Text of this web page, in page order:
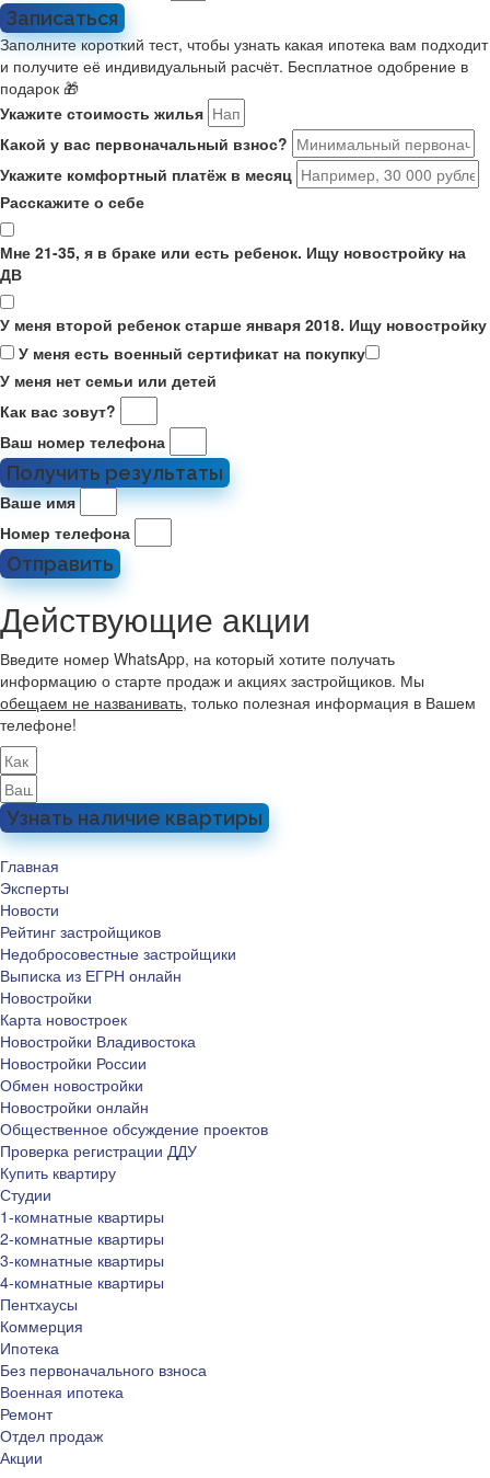
Записаться
Заполните короткий тест, чтобы узнать какая ипотека вам подходит
и получите её индивидуальный расчёт. Бесплатное одобрение в
подарок 🎁
Укажите стоимость жилья
Какой у вас первоначальный взнос?
Укажите комфортный платёж в месяц
Расскажите о себе
Мне 21-35, я в браке или есть ребенок. Ищу новостройку на
ДВ
У меня второй ребенок старше января 2018. Ищу новостройку
У меня есть военный сертификат на покупку
У меня нет семьи или детей
Как вас зовут?
Ваш номер телефона
Получить результаты
Ваше имя
Номер телефона
Отправить
Действующие акции
Введите номер WhatsApp, на который хотите получать
информацию о старте продаж и акциях застройщиков. Мы
обещаем не названивать, только полезная информация в Вашем
телефоне!
Узнать наличие квартиры
Главная
Эксперты
Новости
Рейтинг застройщиков
Недобросовестные застройщики
Выписка из ЕГРН онлайн
Новостройки
Карта новостроек
Новостройки Владивостока
Новостройки России
Обмен новостройки
Новостройки онлайн
Общественное обсуждение проектов
Проверка регистрации ДДУ
Купить квартиру
Студии
1-комнатные квартиры
2-комнатные квартиры
3-комнатные квартиры
4-комнатные квартиры
Пентхаусы
Коммерция
Ипотека
Без первоначального взноса
Военная ипотека
Ремонт
Отдел продаж
Акции